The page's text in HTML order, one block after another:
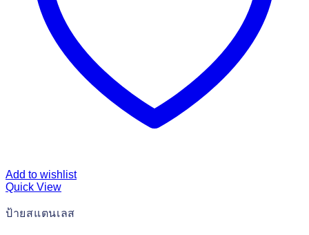
Add to wishlist
Quick View
ป้ายสแตนเลส